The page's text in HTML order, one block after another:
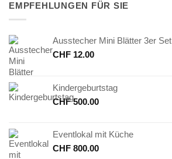
EMPFEHLUNGEN FÜR SIE
Ausstecher Mini Blätter 3er Set
CHF 12.00
Kindergeburtstag
CHF500.00
Eventlokal mit Küche
CHF 800.00